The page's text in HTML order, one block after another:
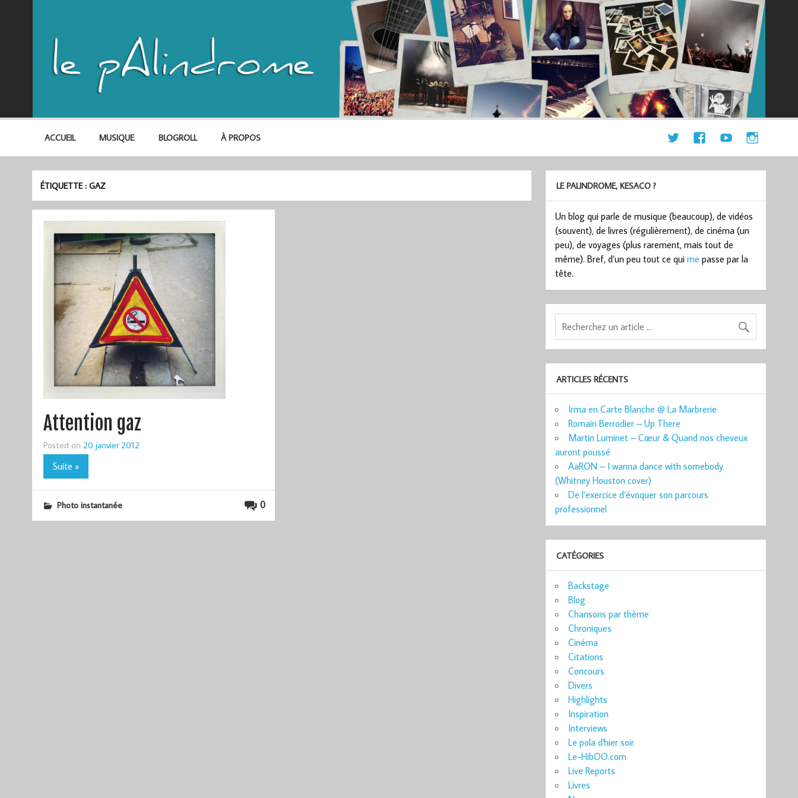
ACCUEIL MUSIQUE BLOGROLL À PROPOS
ÉTIQUETTE :GAZ
Attention gaz
Posted on 20 janvier 2012
Suite »
0
Photo instantanée
LE PALINDROME, KESACO ?
Un blog qui parle de musique (beaucoup), de vidéos
(souvent), de livres (régulièrement), de cinéma (un
peu), de voyages (plus rarement, mais tout de
même). Bref, d’un peu tout ce quime passe par la
tête.
ARTICLES RÉCENTS
Irma en Carte Blanche @ La Marbrerie
Romain Berrodier – Up There
Martin Luminet – Cœur & Quand nos cheveux
auront poussé
AaRON – I wanna dance with somebody
(Whitney Houston cover)
De l’exercice d’évoquer son parcours
professionnel
CATÉGORIES
Backstage
Blog
Chansons par thème
Chroniques
Cinéma
Citations
Concours
Divers
Highlights
Inspiration
Interviews
Le pola d'hier soir
Le-HibOO.com
Live Reports
Livres